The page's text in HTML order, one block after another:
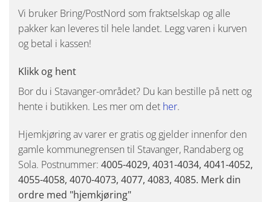
Vi bruker Bring/PostNord som fraktselskap og alle
pakker kan leveres til hele landet. Legg varen i kurven
og betal i kassen!
Klikk og hent
Bor du i Stavanger-området? Du kan bestille på nett og
hente i butikken. Les mer om det her.
Hjemkjøring av varer er gratis og gjelder innenfor den
gamle kommunegrensen til Stavanger, Randaberg og
Sola. Postnummer: 4005-4029, 4031-4034, 4041-4052,
4055-4058, 4070-4073, 4077, 4083, 4085. Merk din
ordre med "hjemkjøring"